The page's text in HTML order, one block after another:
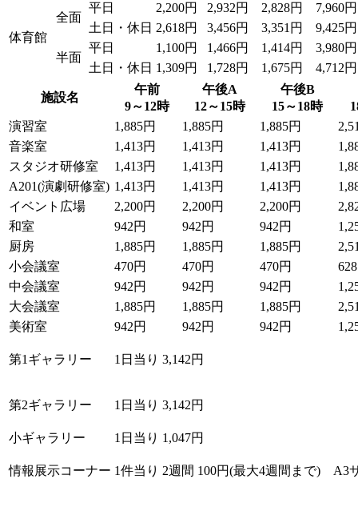
体育館
全面
平日 2,200円 2,932円 2,828円
7,960円
土日・休日 2,618円 3,456円 3,351円 9,425円
半面
平日 1,100円 1,466円 1,414円
3,980円
土日・休日 1,309円 1,728円 1,675円 4,712円
施設名
午前
9～12時
午後A
12～15時
午後B
15～18時
演習室
1,885円 1,885円 1,885円
音楽室
1,413円 1,413円 1,413円
スタジオ研修室
1,413円 1,413円 1,413円
A201(演劇研修室) 1,413円 1,413円 1,413円
イベント広場
2,200円 2,200円 2,200円
和室
942円 942円 942円
厨房
1,885円 1,885円 1,885円
小会議室
470円 470円 470円
中会議室
942円 942円 942円
大会議室
1,885円 1,885円 1,885円
美術室
942円 942円 942円
第1ギャラリー 1日当り 3,142円
第2ギャラリー 1日当り 3,142円
小ギャラリー 1日当り 1,047円
情報展示コーナー 1件当り 2週間 100円(最大4週間まで) A3